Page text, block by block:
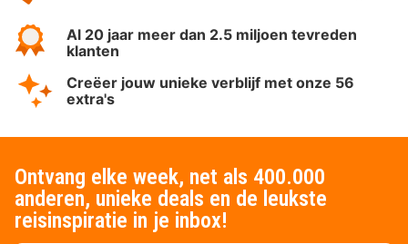
Al 20 jaar meer dan 2.5 miljoen tevreden
klanten
Creëer jouw unieke verblijf met onze 56
extra's
Ontvang elke week, net als 400.000
anderen, unieke deals en de leukste
reisinspiratie in je inbox!